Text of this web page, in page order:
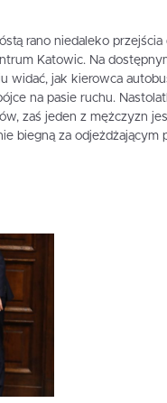
rano niedaleko
Katowic. Na
widać, jak kierowca
na pasie ruchu.
zaś jeden z mężczyzn
biegną za odjeżdżającym